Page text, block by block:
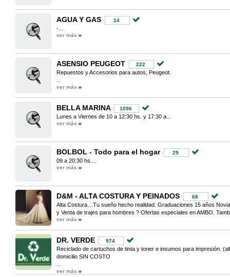
AGUA Y GAS 14
-...
ver más
ASENSIO PEUGEOT 222
Repuestos y Accesorios para autos, Peugeot.
ver más
BELLA MARINA 1096
Lunes a Viernes de 10 a 12:30 hs. y 17:30 a...
ver más
BOLBOL - Todo para el hogar 29
09 a 20:30 hs....
ver más
D&M - ALTA COSTURA Y PEINADOS 68
Alta Costura…Tu sueño hecho realidad. Graduaciones 15 años
y Venta de trajes para hombres ? Ofertas especiales en AMBO.
ver más
DR. VERDE 974
Reciclado de cartuchos de tinta y toner e insumos para impresión.
domicilio SIN COSTO
ver más